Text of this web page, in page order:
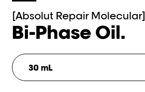
[Absolut Repair Molecular]
Bi-Phase Oil.
30 mL